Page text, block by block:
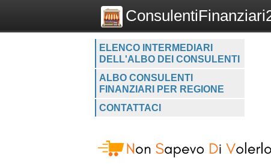
ELENCO INTERMEDIARI
DELL'ALBO DEI CONSULENTI
ALBO CONSULENTI
FINANZIARI PER REGIONE
CONTATTACI